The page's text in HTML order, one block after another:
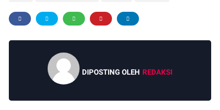
DIPOSTING OLEH REDAKSI